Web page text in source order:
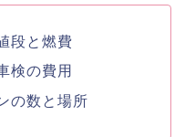
段と燃費
検の費用
の数と場所